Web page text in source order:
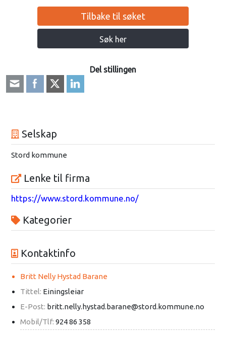
Tilbake til søket
Søk her
Del stillingen
Selskap
Stord kommune
Lenke til firma
https://www.stord.kommune.no/
Kategorier
Kontaktinfo
Britt Nelly Hystad Barane
Tittel: Einingsleiar
E-Post: britt.nelly.hystad.barane@stord.kommune.no
Mobil/Tlf: 924 86 358